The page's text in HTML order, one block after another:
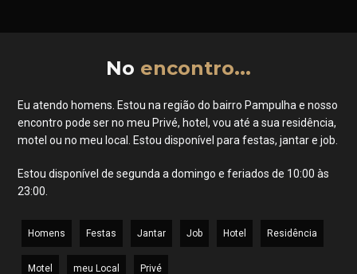
No encontro...
Eu atendo homens. Estou na região do bairro Pampulha e nosso
encontro pode ser no meu Privé, hotel, vou até a sua residência,
motel ou no meu local. Estou disponível para festas, jantar e job.
Estou disponível de segunda a domingo e feriados de 10:00 às
23:00.
Homens Festas Jantar Job Hotel Residência
Motel meu Local Privé